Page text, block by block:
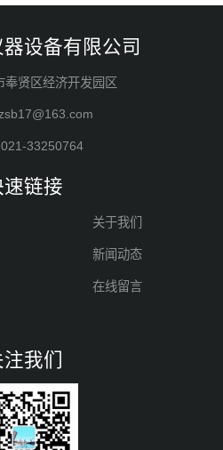
器设备有限公司
奉贤区经济开发园区
33250764
速链接
关于我们
新闻动态
在线留言
我们